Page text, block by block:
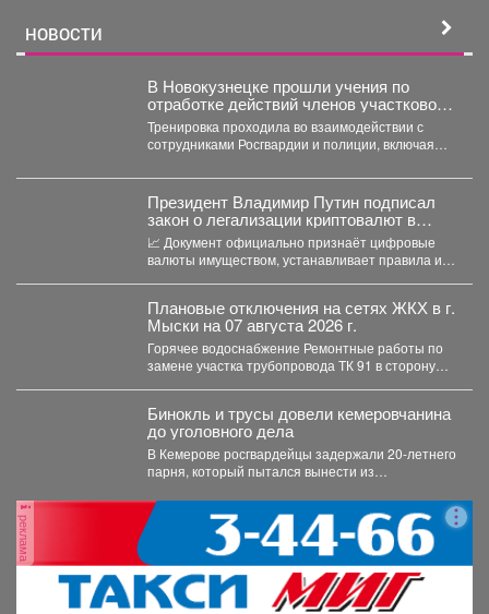
НОВОСТИ
В Новокузнецке прошли учения по
отработке действий членов участковой
избирательной комиссии в нештатных
ситуациях на предстоящих выборах.
Тренировка проходила во взаимодействии с
сотрудниками Росгвардии и полиции, включая
Президент Владимир Путин подписал
закон о легализации криптовалют в
России.
📈 Документ официально признаёт цифровые
валюты имуществом, устанавливает правила их
Плановые отключения на сетях ЖКХ в г.
Мыски на 07 августа 2026 г.
Горячее водоснабжение Ремонтные работы по
замене участка трубопровода ТК 91 в сторону
Бинокль и трусы довели кемеровчанина
до уголовного дела
В Кемерове росгвардейцы задержали 20-летнего
парня, который пытался вынести из
реклама